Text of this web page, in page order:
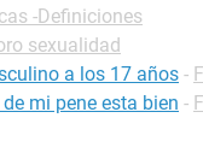
-Definiciones
sexualidad
a los 17 años -
mi pene esta bien -